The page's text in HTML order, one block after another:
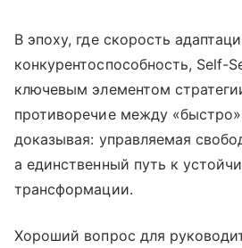
В эпоху, где скорость
конкурентоспособность, Self-
ключевым элементом
противоречие между
доказывая: управляемая
а единственный путь к
трансформации.
Хороший вопрос для